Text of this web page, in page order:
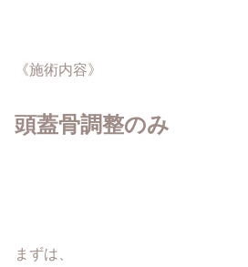
《施術内容》
頭蓋骨調整のみ
まずは、